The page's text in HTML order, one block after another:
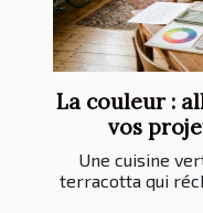
La couleur :
vos
Une cuisine
terracotta qui